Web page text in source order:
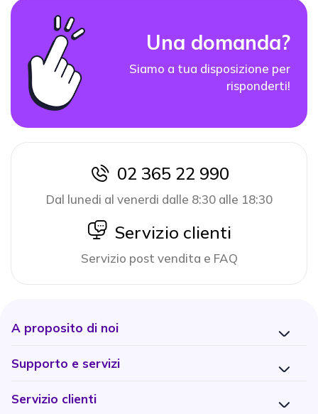
Una domanda?
Siamo a tua disposizione per
risponderti!
icon
02 365 22 990
Dal lunedi al venerdi dalle 8:30 alle 18:30
icon
Servizio clienti
Servizio post vendita e FAQ
A proposito di noi
Supporto e servizi
Servizio clienti